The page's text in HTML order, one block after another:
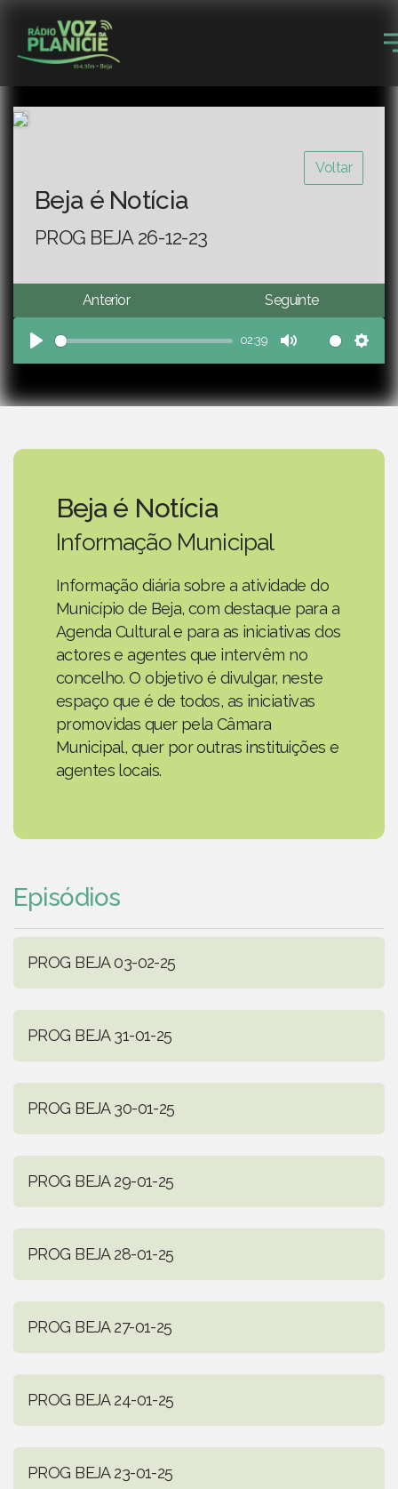
Voltar
Beja é Notícia
PROG BEJA 26-12-23
Anterior Seguinte
Play
02:39
Mute
Beja é Notícia
Informação Municipal
Informação diária sobre a atividade do
Município de Beja, com destaque para a
Agenda Cultural e para as iniciativas dos
actores e agentes que intervêm no
concelho. O objetivo é divulgar, neste
espaço que é de todos, as iniciativas
promovidas quer pela Câmara
Municipal, quer por outras instituições e
agentes locais.
Episódios
PROG BEJA 03-02-25
PROG BEJA 31-01-25
PROG BEJA 30-01-25
PROG BEJA 29-01-25
PROG BEJA 28-01-25
PROG BEJA 27-01-25
PROG BEJA 24-01-25
PROG BEJA 23-01-25